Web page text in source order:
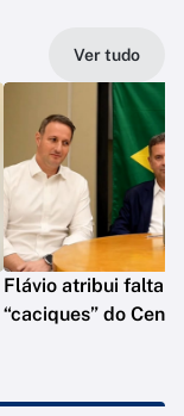
Ver tudo
Flávio atribui falta
“caciques” do